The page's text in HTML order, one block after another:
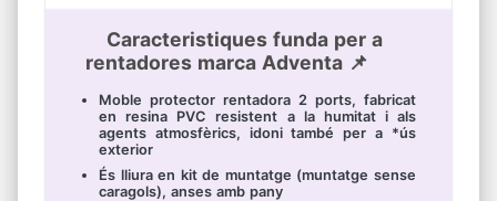
Caracteristiques funda per a
rentadores marca Adventa 📌
Moble protector rentadora 2 ports, fabricat
en resina PVC resistent a la humitat i als
agents atmosfèrics, idoni també per a *ús
exterior
És lliura en kit de muntatge (muntatge sense
caragols), anses amb pany